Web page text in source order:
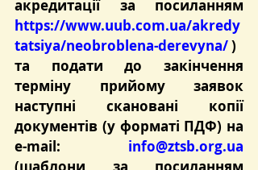
https://www.uub.com.ua/akredy
tatsiya/neobroblena-derevyna/ )
та подати до закінчення
терміну прийому заявок
наступні скановані копії
документів (у форматі ПДФ) на
e-mail: info@ztsb.org.ua